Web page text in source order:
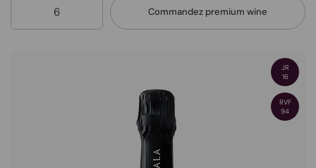
Commandez premium wine
JR
16
RVF
94